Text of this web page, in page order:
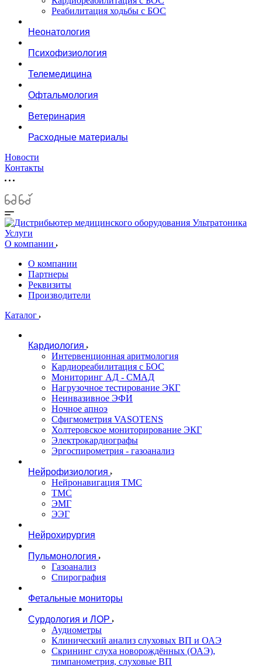
Реабилитация ходьбы с БОС
Неонатология
Психофизиология
Телемедицина
Офтальмология
Ветеринария
Расходные материалы
Новости
Контакты
Услуги
О компании
О компании
Партнеры
Реквизиты
Производители
Каталог
Кардиология
Интервенционная аритмология
Кардиореабилитация с БОС
Мониторинг АД - СМАД
Нагрузочное тестирование ЭКГ
Неинвазивное ЭФИ
Ночное апноэ
Сфигмометрия VASOTENS
Холтеровское мониторирование ЭКГ
Электрокардиографы
Эргоспирометрия - газоанализ
Нейрофизиология
Нейронавигация ТМС
ТМС
ЭМГ
ЭЭГ
Нейрохирургия
Пульмонология
Газоанализ
Спирография
Фетальные мониторы
Сурдология и ЛОР
Аудиометры
Клинический анализ слуховых ВП и ОАЭ
Скрининг слуха новорождённых (ОАЭ),
тимпанометрия, слуховые ВП